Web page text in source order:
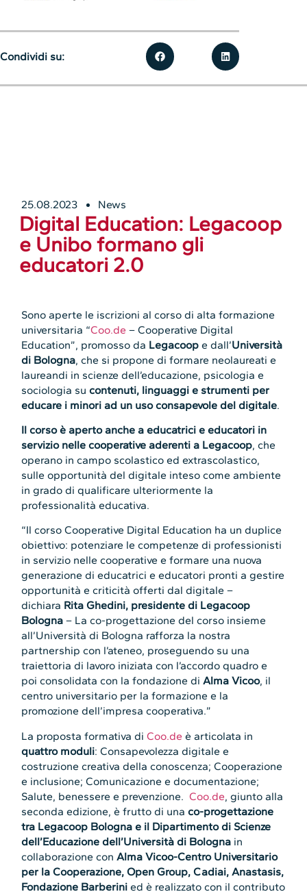
25.08.2023 News
Digital Education: Legacoop
e Unibo formano gli
educatori 2.0
Sono aperte le iscrizioni al corso di alta formazione
universitaria “Coo.de– Cooperative Digital
Education”, promosso da Legacoope dall’Università
di Bologna, che si propone di formare neolaureati e
laureandi in scienze dell’educazione, psicologia e
sociologia su contenuti, linguaggi e strumenti per
educare i minori ad un uso consapevole del digitale.
Il corso è aperto anche a educatrici e educatori in
servizio nelle cooperative aderenti a Legacoop, che
operano in campo scolastico ed extrascolastico,
sulle opportunità del digitale inteso come ambiente
in grado di qualificare ulteriormente la
professionalità educativa.
“Il corso Cooperative Digital Education ha un duplice
obiettivo: potenziare le competenze di professionisti
in servizio nelle cooperative e formare una nuova
generazione di educatrici e educatori pronti a gestire
opportunità e criticità offerti dal digitale –
dichiara Rita Ghedini, presidente di Legacoop
Bologna – La co-progettazione del corso insieme
all’Università di Bologna rafforza la nostra
partnership con l’ateneo, proseguendo su una
traiettoria di lavoro iniziata con l’accordo quadro e
poi consolidata con la fondazione diAlma Vicoo, il
centro universitario per la formazione e la
promozione dell’impresa cooperativa.”
La proposta formativa di Coo.deè articolata in
quattro moduli: Consapevolezza digitale e
costruzione creativa della conoscenza; Cooperazione
e inclusione; Comunicazione e documentazione;
Salute, benessere e prevenzione. Coo.de, giunto alla
seconda edizione, è frutto di unaco-progettazione
tra Legacoop Bologna e il Dipartimento di Scienze
dell’Educazione dell’Università di Bologna in
collaborazione conAlma Vicoo-Centro Universitario
per la Cooperazione, Open Group, Cadiai, Anastasis,
Fondazione Barberini ed è realizzato con il contributo
Condividi su: